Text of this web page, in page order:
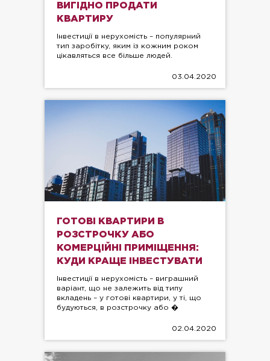
ВИГІДНО ПРОДАТИ
КВАРТИРУ
Інвестиції в нерухомість – популярний
тип заробітку, яким із кожним роком
цікавляться все більше людей.
03.04.2020
ГОТОВІ КВАРТИРИ В
РОЗСТРОЧКУ АБО
КОМЕРЦІЙНІ ПРИМІЩЕННЯ:
КУДИ КРАЩЕ ІНВЕСТУВАТИ
Інвестиції в нерухомість – виграшний
варіант, що не залежить від типу
вкладень – у готові квартири, у ті, що
будуються, в розстрочку або �
02.04.2020